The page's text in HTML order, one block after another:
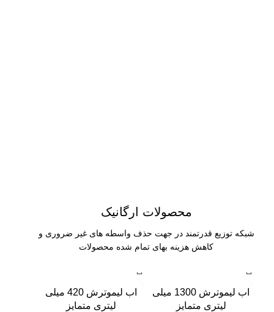
محصولات ارگانیک
شبکه توزیع قدرتمند در جهت حذف واسطه های غیر ضروری و
کاهش هزینه بهای تمام شده محصولات
اب لیموترش 1300 میلی
لیتری متمایز
اب لیموترش 420 میلی
لیتری متمایز